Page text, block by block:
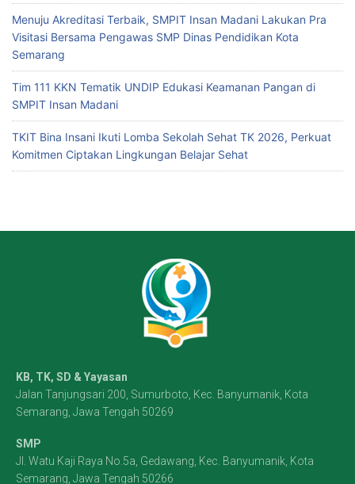
Menuju Akreditasi Terbaik, SMPIT Insan Madani Lakukan Pra
Visitasi Bersama Pengawas SMP Dinas Pendidikan Kota
Semarang
Tim 111 KKN Tematik UNDIP Edukasi Keamanan Pangan di
SMPIT Insan Madani
TKIT Bina Insani Ikuti Lomba Sekolah Sehat TK 2026, Perkuat
Komitmen Ciptakan Lingkungan Belajar Sehat
KB, TK, SD & Yayasan
Jalan Tanjungsari 200, Sumurboto, Kec. Banyumanik, Kota
Semarang, Jawa Tengah 50269
SMP
Jl. Watu Kaji Raya No.5a, Gedawang, Kec. Banyumanik, Kota
Semarang, Jawa Tengah 50266